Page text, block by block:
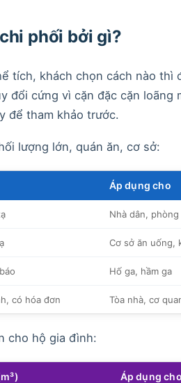
phối bởi gì?
tích, khách chọn cách nào thì
đổi cứng vì cặn đặc cặn loãng
để tham khảo trước.
lượng lớn, quán ăn, cơ sở:
Áp dụng cho
Nhà dân,
Cơ sở ăn uống,
Hố ga, hầm ga
có hóa đơn Tòa nhà, cơ
cho hộ gia đình:
Áp dụng cho